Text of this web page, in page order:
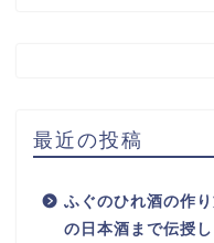
最近の投稿
ふぐのひれ酒の作
の日本酒まで伝授し